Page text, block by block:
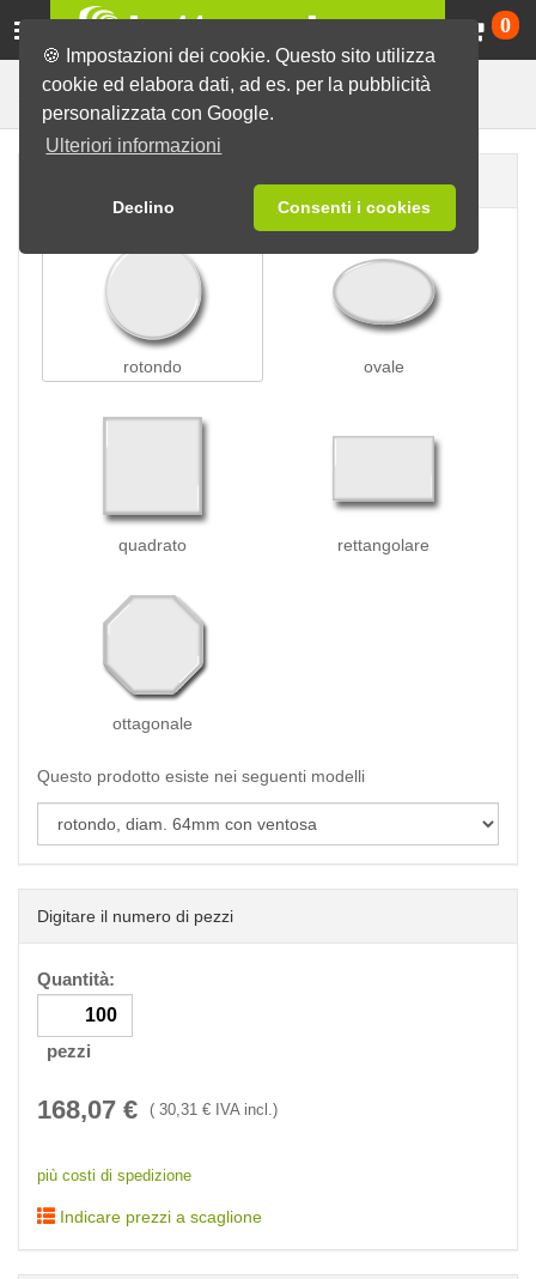
🍪 Impostazioni dei cookie. Questo sito utilizza
cookie ed elabora dati, ad es. per la pubblicità
personalizzata con Google.
Ulteriori informazioni
Declino Consenti i cookies
0
Spille Spille con ventosa
rotondo ovale
quadrato rettangolare
ottagonale
Questo prodotto esiste nei seguenti modelli
Digitare il numero di pezzi
Quantità:
pezzi
168,07 € ( 30,31 € IVA incl.)
più costi di spedizione
Indicare prezzi a scaglione